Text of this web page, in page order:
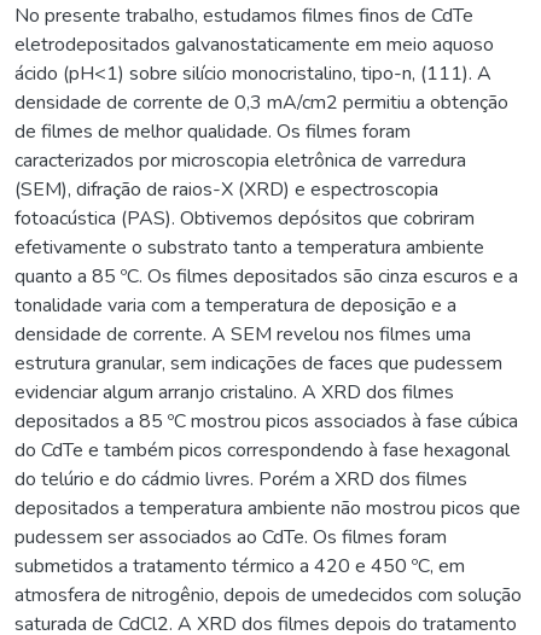
No presente trabalho, estudamos filmes finos de CdTe
eletrodepositados galvanostaticamente em meio aquoso
ácido (pH<1) sobre silício monocristalino, tipo-n, (111). A
densidade de corrente de 0,3 mA/cm2 permitiu a obtenção
de filmes de melhor qualidade. Os filmes foram
caracterizados por microscopia eletrônica de varredura
(SEM), difração de raios-X (XRD) e espectroscopia
fotoacústica (PAS). Obtivemos depósitos que cobriram
efetivamente o substrato tanto a temperatura ambiente
quanto a 85 ºC. Os filmes depositados são cinza escuros e a
tonalidade varia com a temperatura de deposição e a
densidade de corrente. A SEM revelou nos filmes uma
estrutura granular, sem indicações de faces que pudessem
evidenciar algum arranjo cristalino. A XRD dos filmes
depositados a 85 ºC mostrou picos associados à fase cúbica
do CdTe e também picos correspondendo à fase hexagonal
do telúrio e do cádmio livres. Porém a XRD dos filmes
depositados a temperatura ambiente não mostrou picos que
pudessem ser associados ao CdTe. Os filmes foram
submetidos a tratamento térmico a 420 e 450 ºC, em
atmosfera de nitrogênio, depois de umedecidos com solução
saturada de CdCl2. A XRD dos filmes depois do tratamento